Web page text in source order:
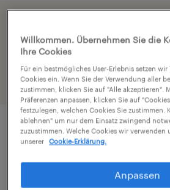
Profil teilst
Job Details
Für unseren namhaften
Willkommen. Übernehmen Sie die
Ihre Cookies
Für ein bestmögliches User-Erlebnis setzen wir
Cookies ein. Wenn Sie der Verwendung aller
zustimmen, klicken Sie auf "Alle akzeptieren".
Präferenzen anpassen, klicken Sie auf
festzulegen, welchen Cookies Sie zustimmen.
ablehnen" um nur dem Einsatz zwingend
zuzustimmen. Welche Cookies wir verwenden
unserer
Cookie-Erklärung.
Anpassen